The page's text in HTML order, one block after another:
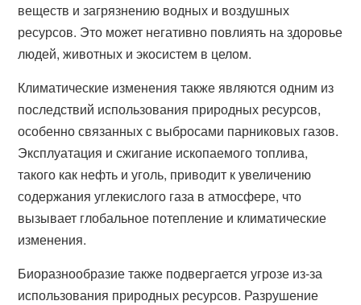
веществ и загрязнению водных и воздушных
ресурсов. Это может негативно повлиять на здоровье
людей, животных и экосистем в целом.
Климатические изменения также являются одним из
последствий использования природных ресурсов,
особенно связанных с выбросами парниковых газов.
Эксплуатация и сжигание ископаемого топлива,
такого как нефть и уголь, приводит к увеличению
содержания углекислого газа в атмосфере, что
вызывает глобальное потепление и климатические
изменения.
Биоразнообразие также подвергается угрозе из-за
использования природных ресурсов. Разрушение